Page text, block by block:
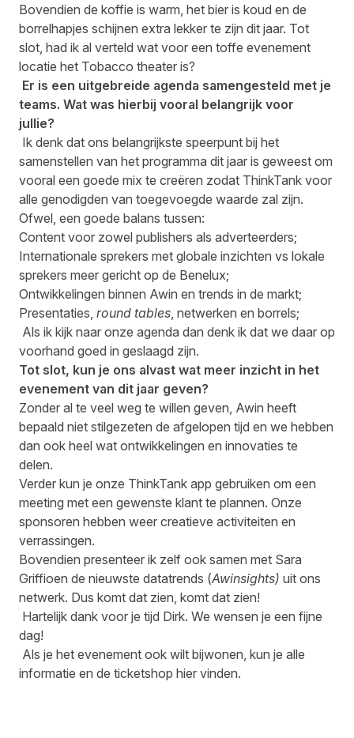
Bovendien de koffie is warm, het bier is koud en de
borrelhapjes schijnen extra lekker te zijn dit jaar. Tot
slot, had ik al verteld wat voor een toffe evenement
locatie het Tobacco theater is?
Er is een uitgebreide agenda samengesteld met je
teams. Wat was hierbij vooral belangrijk voor
jullie?
Ik denk dat ons belangrijkste speerpunt bij het
samenstellen van het programma dit jaar is geweest om
vooral een goede mix te creëren zodat ThinkTank voor
alle genodigden van toegevoegde waarde zal zijn.
Ofwel, een goede balans tussen:
Content voor zowel publishers als adverteerders;
Internationale sprekers met globale inzichten vs lokale
sprekers meer gericht op de Benelux;
Ontwikkelingen binnen Awin en trends in de markt;
Presentaties, round tables , netwerken en borrels;
Als ik kijk naar onze agenda dan denk ik dat we daar op
voorhand goed in geslaagd zijn.
Tot slot, kun je ons alvast wat meer inzicht in het
evenement van dit jaar geven?
Zonder al te veel weg te willen geven, Awin heeft
bepaald niet stilgezeten de afgelopen tijd en we hebben
dan ook heel wat ontwikkelingen en innovaties te
delen.
Verder kun je onze ThinkTank app gebruiken om een
meeting met een gewenste klant te plannen. Onze
sponsoren hebben weer creatieve activiteiten en
verrassingen.
Bovendien presenteer ik zelf ook samen met Sara
Griffioen de nieuwste datatrends (Awinsights) uit ons
netwerk. Dus komt dat zien, komt dat zien!
Hartelijk dank voor je tijd Dirk. We wensen je een fijne
dag!
Als je het evenement ook wilt bijwonen, kun je alle
informatie en de ticketshop hier vinden.